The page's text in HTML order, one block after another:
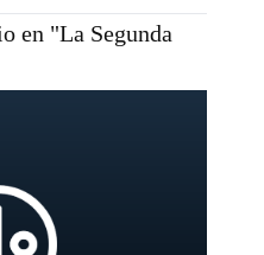
en "La Segunda